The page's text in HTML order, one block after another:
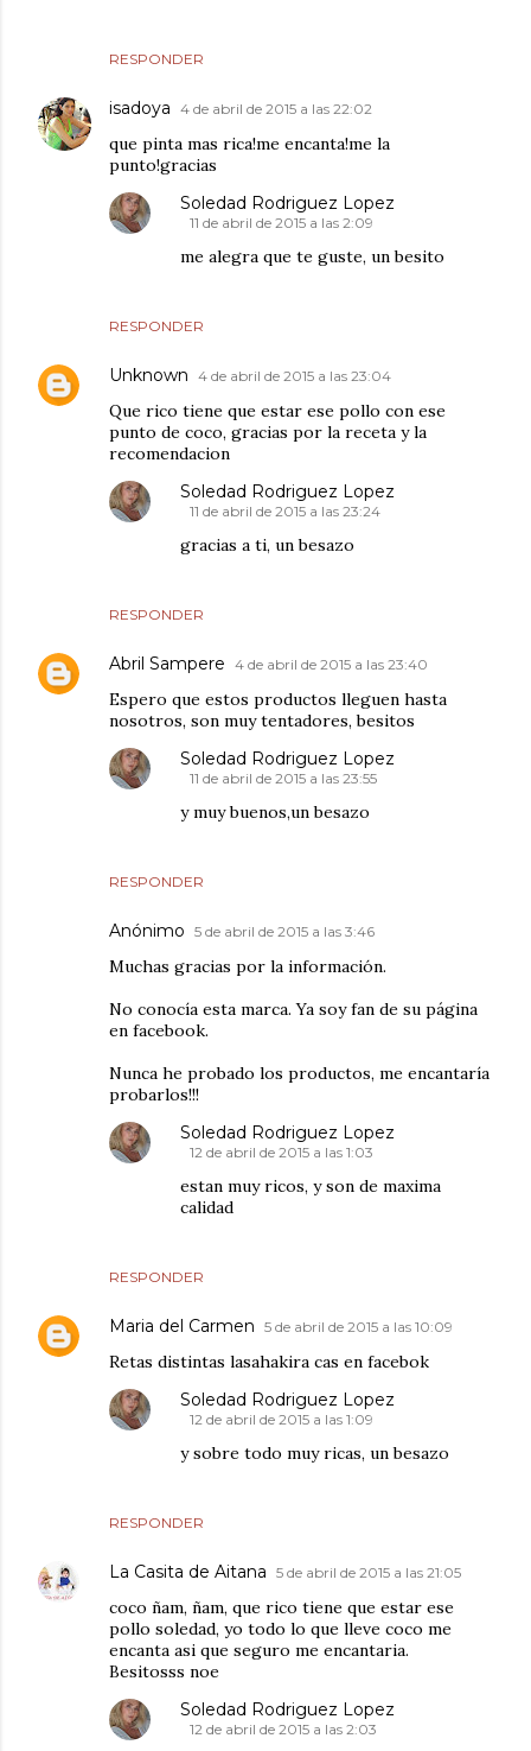
RESPONDER
isadoya 4 de abril de 2015 a las 22:02
que pinta mas rica!me encanta!me la
punto!gracias
RESPONDER
Soledad Rodriguez Lopez
11 de abril de 2015 a las 2:09
me alegra que te guste, un besito
Unknown 4 de abril de 2015 a las 23:04
Que rico tiene que estar ese pollo con ese
punto de coco, gracias por la receta y la
recomendacion
RESPONDER
Soledad Rodriguez Lopez
11 de abril de 2015 a las 23:24
gracias a ti, un besazo
Abril Sampere 4 de abril de 2015 a las 23:40
Espero que estos productos lleguen hasta
nosotros, son muy tentadores, besitos
RESPONDER
Soledad Rodriguez Lopez
11 de abril de 2015 a las 23:55
y muy buenos,un besazo
Anónimo 5 de abril de 2015 a las 3:46
Muchas gracias por la información.
No conocía esta marca. Ya soy fan de su página
en facebook.
Nunca he probado los productos, me encantaría
probarlos!!!
RESPONDER
Soledad Rodriguez Lopez
12 de abril de 2015 a las 1:03
estan muy ricos, y son de maxima
calidad
Maria del Carmen 5 de abril de 2015 a las 10:09
Retas distintas lasahakira cas en facebok
RESPONDER
Soledad Rodriguez Lopez
12 de abril de 2015 a las 1:09
y sobre todo muy ricas, un besazo
La Casita de Aitana 5 de abril de 2015 a las 21:05
coco ñam, ñam, que rico tiene que estar ese
pollo soledad, yo todo lo que lleve coco me
encanta asi que seguro me encantaria.
Besitosss noe
Soledad Rodriguez Lopez
12 de abril de 2015 a las 2:03